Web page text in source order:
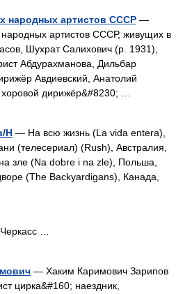
народных артистов СССР —
артистов СССР, живущих в
Шухрат Салихович (р. 1931),
Абдурахманова, Дильбар
Авдиевский, Анатолий
дирижёр&#8230; …
Н — На всю жизнь (La vida entera),
(телесериал) (Rush), Австралия,
зле (Na dobre i na zle), Польша,
(The Backyardigans), Канада,
…
— Хаким Каримович Зарипов
цирка&#160; наездник,